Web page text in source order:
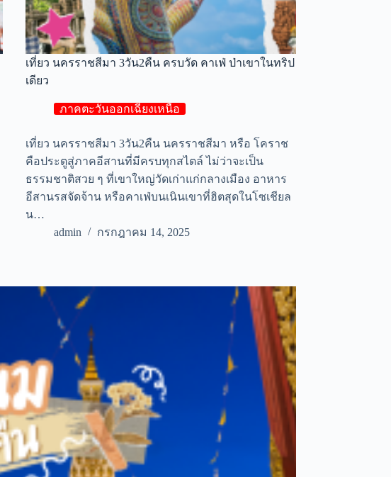
เที่ยว นครราชสีมา 3วัน2คืน ครบวัด คาเฟ่ ป่าเขาในทริป
เดียว
ภาคตะวันออกเฉียงเหนือ
เที่ยว นครราชสีมา 3วัน2คืน นครราชสีมา หรือ โคราช
คือประตูสู่ภาคอีสานที่มีครบทุกสไตล์ ไม่ว่าจะเป็น
ธรรมชาติสวย ๆ ที่เขาใหญ่วัดเก่าแก่กลางเมือง อาหาร
อีสานรสจัดจ้าน หรือคาเฟ่บนเนินเขาที่ฮิตสุดในโซเชียล
น…
admin
กรกฎาคม 14, 2025